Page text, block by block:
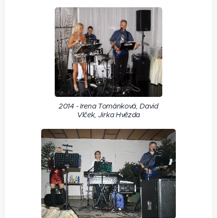
2014 - Irena Tománková, David
Vlček, Jirka Hvězda